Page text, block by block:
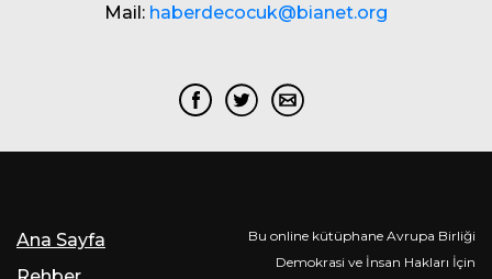
Mail: haberdecocuk@bianet.org
Ana Sayfa
Bu online kütüphane Avrupa Birliği
Demokrasi ve İnsan Hakları İçin